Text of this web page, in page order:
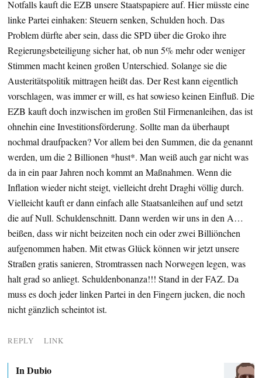
Notfalls kauft die EZB unsere Staatspapiere auf. Hier müsste eine
linke Partei einhaken: Steuern senken, Schulden hoch. Das
Problem dürfte aber sein, dass die SPD über die Groko ihre
Regierungsbeteiligung sicher hat, ob nun 5% mehr oder weniger
Stimmen macht keinen großen Unterschied. Solange sie die
Austeritätspolitik mittragen heißt das. Der Rest kann eigentlich
vorschlagen, was immer er will, es hat sowieso keinen Einfluß. Die
EZB kauft doch inzwischen im großen Stil Firmenanleihen, das ist
ohnehin eine Investitionsförderung. Sollte man da überhaupt
nochmal draufpacken? Vor allem bei den Summen, die da genannt
werden, um die 2 Billionen *hust*. Man weiß auch gar nicht was
da in ein paar Jahren noch kommt an Maßnahmen. Wenn die
Inflation wieder nicht steigt, vielleicht dreht Draghi völlig durch.
Vielleicht kauft er dann einfach alle Staatsanleihen auf und setzt
die auf Null. Schuldenschnitt. Dann werden wir uns in den A…
beißen, dass wir nicht beizeiten noch ein oder zwei Billiönchen
aufgenommen haben. Mit etwas Glück können wir jetzt unsere
Straßen gratis sanieren, Stromtrassen nach Norwegen legen, was
halt grad so anliegt. Schuldenbonanza!!! Stand in der FAZ. Da
muss es doch jeder linken Partei in den Fingern jucken, die noch
nicht gänzlich scheintot ist.
REPLY LINK
In Dubio